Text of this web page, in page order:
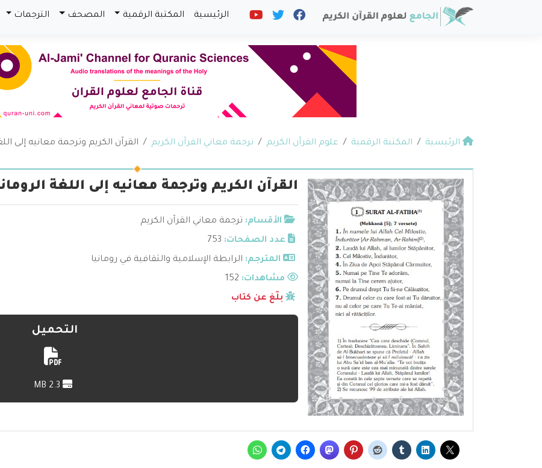
الرئيسية المكتبة الرقمية المصحف الترجمات
الرئيسية المكتبة الرقمية علوم القرآن الكريم ترجمة معاني القرآن الكريم القرآن الكريم وترجمة معانيه إلى
القرآن الكريم وترجمة معانيه إلى اللغة
الأقسام: ترجمة معاني القرآن الكريم
عدد الصفحات: 753
المترجم: الرابطة الإسلامية والثقافية في رومانيا
مشاهدات:
بلّغ عن كتاب
التحميل